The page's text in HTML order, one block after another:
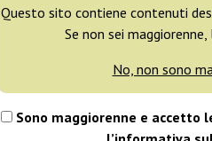
Questo sito contiene contenuti
Se non sei
No, non sono
Sono maggiorenne e accetto